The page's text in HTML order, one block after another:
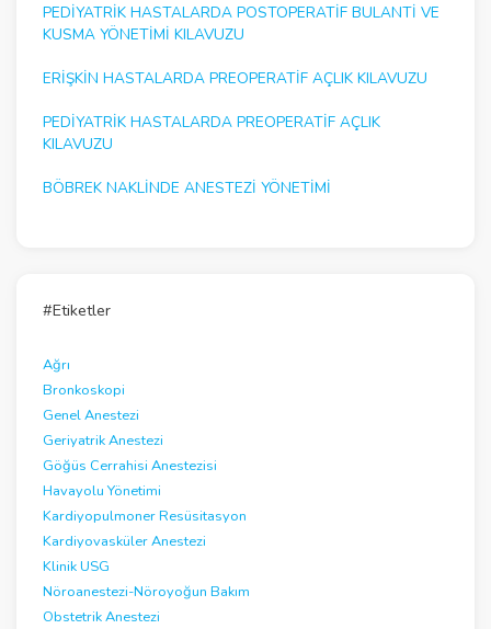
PEDIYATRIK HASTALARDA POSTOPERATIF BULANTI VE
KUSMA YÖNETIMI KILAVUZU
ERIŞKIN HASTALARDA PREOPERATIF AÇLIK KILAVUZU
PEDIYATRIK HASTALARDA PREOPERATIF AÇLIK
KILAVUZU
BÖBREK NAKLINDE ANESTEZI YÖNETIMI
#Etiketler
Ağrı
Bronkoskopi
Genel Anestezi
Geriyatrik Anestezi
Göğüs Cerrahisi Anestezisi
Havayolu Yönetimi
Kardiyopulmoner Resüsitasyon
Kardiyovasküler Anestezi
Klinik USG
Nöroanestezi-Nöroyoğun Bakım
Obstetrik Anestezi